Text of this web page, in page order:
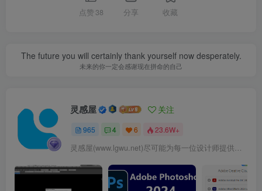
景再现。
Combined with children’s activity facilities, the designer
plans the space-time plank road and space-time castle as
chasing the time machine in sleepwalking wonderland.
点赞 38 分享 收藏
The future you will certainly thank yourself now desperately.
未来的你一定会感谢现在拼命的自己
灵感屋 关注
965 4 6 23.6W+